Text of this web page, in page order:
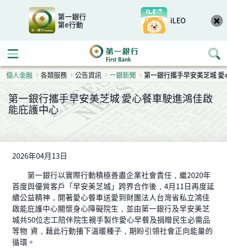
第一銀行
第e行動
iLEO
開啟行動選單
個人金融 各類服務 公告資訊 一銀新聞 第一銀行攜手早安美芝城
第一銀行攜手早安美芝城 愛心餐車駛進鴻佳啟
能庇護中心
2026年04月13日
第一銀行以實際行動積極善盡企業社會責任，繼2020年
首度與優質客戶「早安美芝城」跨界合作後，4月11日再度延
續公益精神，開著愛心餐車送愛到財團法人台灣省私立鴻佳
啟能庇護中心關懷身心障礙院生，並由第一銀行及早安美芝
城共50位志工陪伴院生親手製作愛心早餐及捐贈民生必需品
等物 資，藉此行動播下溫暖種子，期盼引領社會正向能量的
循環。